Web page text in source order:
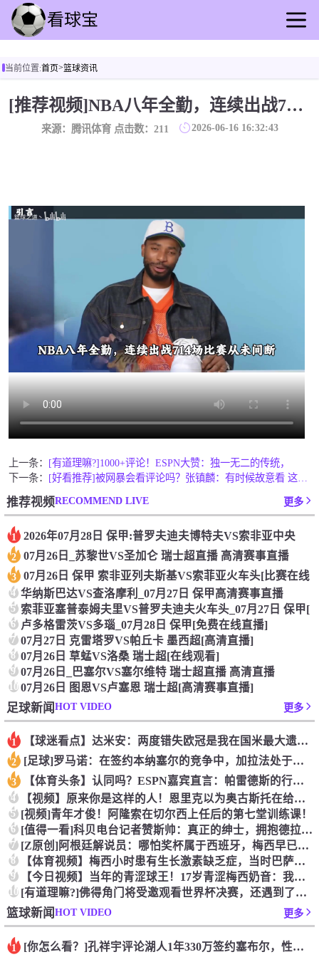
足球直播
篮球直播
足球回放
篮球录播
当前位置:首页>篮球资讯
[推荐视频]NBA八年全勤，连续出战714场，布里奇斯颠沛过后终圆梦
来源：腾讯体育 点击数： 211 2026-06-16 16:32:43
上一条： [有道理嘛?]1000+评论！ESPN大赞：独一无二的传统，
下一条：
[好看推荐]被网暴会看评论吗？张镇麟：有时候故意看 这事让我
推荐视频RECOMMEND LIVE 更多
1 2026年07月28日 保甲:普罗夫迪夫博特夫VS索非亚中央
2 07月26日_苏黎世VS圣加仑 瑞士超直播 高清赛事直播
3 07月26日 保甲 索非亚列夫斯基VS索菲亚火车头[比赛在线
4 华纳斯巴达VS查洛摩利_07月27日 保甲高清赛事直播
5 索菲亚塞普泰姆夫里VS普罗夫迪夫火车头_07月27日 保甲[
6 卢多格雷茨VS多瑙_07月28日 保甲[免费在线直播]
7 07月27日 克雷塔罗VS帕丘卡 墨西超[高清直播]
8 07月26日 草蜢VS洛桑 瑞士超[在线观看]
9 07月26日_巴塞尔VS塞尔维特 瑞士超直播 高清直播
1007月26日 图恩VS卢塞恩 瑞士超[高清赛事直播]
足球新闻HOT VIDEO 更多
1 【球迷看点】达米安：两度错失欧冠是我在国米最大遗憾，不退役我
2 [足球]罗马诺：在签约本纳塞尔的竞争中，加拉法处于领先地位
3 【体育头条】认同吗？ESPN嘉宾直言：帕雷德斯的行为无法容忍
4 【视频】原来你是这样的人！恩里克以为奥古斯托在给自己拍照，但
5 [视频]青年才俊！阿隆索在切尔西上任后的第七堂训练课！
6 [值得一看]科贝电台记者赞斯帅：真正的绅士，拥抱德拉富恩特+
7 [Z原创]阿根廷解说员：哪怕奖杯属于西班牙，梅西早已唤醒阿根
8 【体育视频】梅西小时患有生长激素缺乏症，当时巴萨总监看了比赛
9 【今日视频】当年的青涩球王！17岁青涩梅西奶音：我们用节奏把
10 [有道理嘛?]佛得角门将受邀观看世界杯决赛，还遇到了传奇门将
篮球新闻HOT VIDEO 更多
1 [你怎么看？]孔祥宇评论湖人1年330万签约塞布尔，性价比极